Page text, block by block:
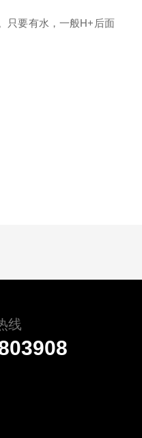
只要有水，一般H+后面
线